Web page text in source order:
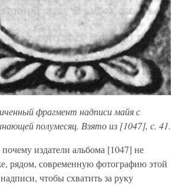
фрагмент надписи майя с
полумесяц. Взято из [1047], с. 41.
издатели альбома [1047] не
рядом, современную фотографию этой
чтобы схватить за руку